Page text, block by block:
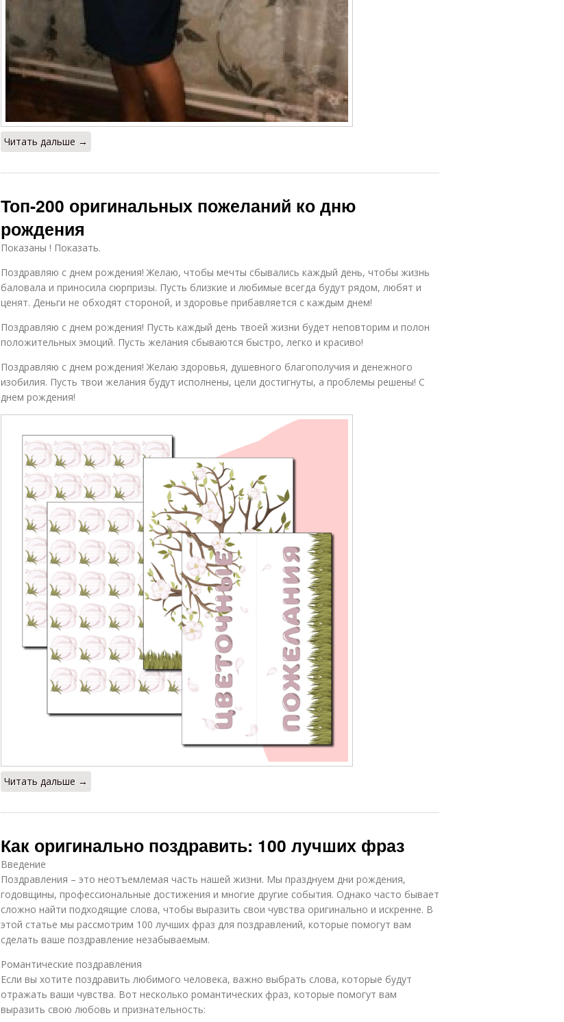
Читать дальше →
Топ-200 оригинальных пожеланий ко дню
рождения
Показаны ! Показать.
Поздравляю с днем рождения! Желаю, чтобы мечты сбывались каждый день, чтобы жизнь
баловала и приносила сюрпризы. Пусть близкие и любимые всегда будут рядом, любят и
ценят. Деньги не обходят стороной, и здоровье прибавляется с каждым днем!
Поздравляю с днем рождения! Пусть каждый день твоей жизни будет неповторим и полон
положительных эмоций. Пусть желания сбываются быстро, легко и красиво!
Поздравляю с днем рождения! Желаю здоровья, душевного благополучия и денежного
изобилия. Пусть твои желания будут исполнены, цели достигнуты, а проблемы решены! С
днем рождения!
Читать дальше →
Как оригинально поздравить: 100 лучших фраз
Введение
Поздравления – это неотъемлемая часть нашей жизни. Мы празднуем дни рождения,
годовщины, профессиональные достижения и многие другие события. Однако часто бывает
сложно найти подходящие слова, чтобы выразить свои чувства оригинально и искренне. В
этой статье мы рассмотрим 100 лучших фраз для поздравлений, которые помогут вам
сделать ваше поздравление незабываемым.
Романтические поздравления
Если вы хотите поздравить любимого человека, важно выбрать слова, которые будут
отражать ваши чувства. Вот несколько романтических фраз, которые помогут вам
выразить свою любовь и признательность: